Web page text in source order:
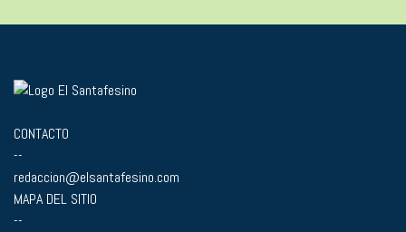
CONTACTO
--
redaccion@elsantafesino.com
MAPA DEL SITIO
--